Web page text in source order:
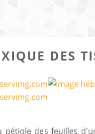
DES
pétiole des feuilles